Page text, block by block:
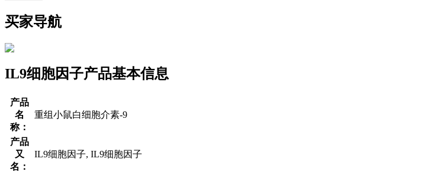
买家导航
IL9细胞因子产品基本信息
产品
名
称：
重组小鼠白细胞介素-9
产品
又
名：
IL9细胞因子, IL9细胞因子